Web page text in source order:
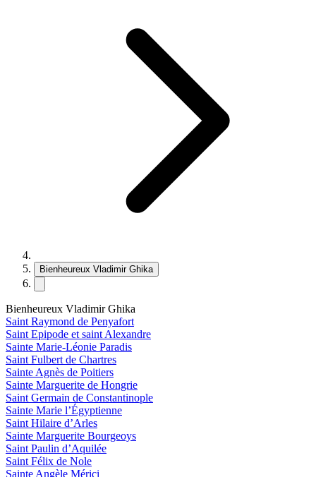
Bienheureux Vladimir Ghika
Bienheureux Vladimir Ghika
Saint Raymond de Penyafort
Saint Epipode et saint Alexandre
Sainte Marie-Léonie Paradis
Saint Fulbert de Chartres
Sainte Agnès de Poitiers
Sainte Marguerite de Hongrie
Saint Germain de Constantinople
Sainte Marie l’Égyptienne
Saint Hilaire d’Arles
Sainte Marguerite Bourgeoys
Saint Paulin d’Aquilée
Saint Félix de Nole
Sainte Angèle Mérici